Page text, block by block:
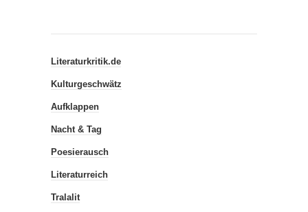
Literaturkritik.de
Kulturgeschwätz
Aufklappen
Nacht & Tag
Poesierausch
Literaturreich
Tralalit